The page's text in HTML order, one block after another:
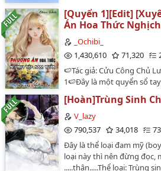
23,
24,
25,
26,
27,
28,
29,
30,
[Quyển 1][Edit]
Án Hoa Thức
_Ochibi_
1,430,610
71,320
🍉Tác giả: Cửu Công Chủ
1🍉Đây là một quyển sổ
lược:Băng sơn giáo thảo
mị√Vương gia ngạo kiều
khống ca ca √Học trưởng
có sai sót nha~ 🍉Nhắc
tình⤿Hơn nữa cũng đừng
[Hoàn]Trùng Sinh
V_lazy
790,537
34,018
73
Đây là thể loại đam mỹ
loại này thì nên đừng đọc,
.....thân.....Thể loại: Trùng